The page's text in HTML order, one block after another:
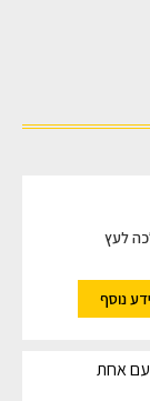
לעץ
נוסף